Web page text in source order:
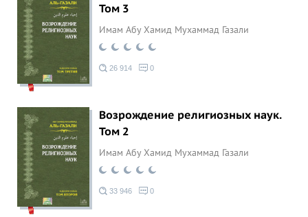
Том 3
Имам Абу Хамид Мухаммад Газали
26 914 0
Возрождение религиозных наук.
Том 2
Имам Абу Хамид Мухаммад Газали
33 946 0